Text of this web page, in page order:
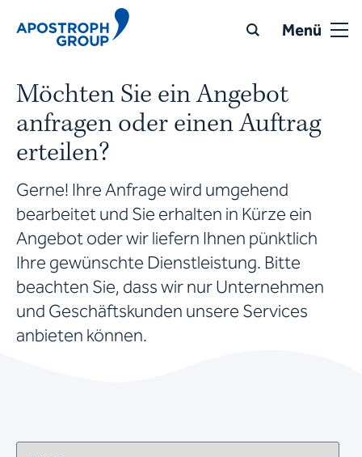
Menü
Möchten Sie ein Angebot
anfragen oder einen Auftrag
erteilen?
Gerne! Ihre Anfrage wird umgehend
bearbeitet und Sie erhalten in Kürze ein
Angebot oder wir liefern Ihnen pünktlich
Ihre gewünschte Dienstleistung. Bitte
beachten Sie, dass wir nur Unternehmen
und Geschäftskunden unsere Services
anbieten können.